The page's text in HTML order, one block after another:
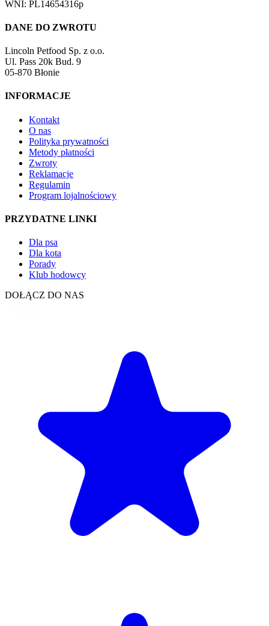
WNI: PL14654316p
DANE DO ZWROTU
Lincoln Petfood Sp. z o.o.
Ul. Pass 20k Bud. 9
05-870 Błonie
INFORMACJE
Kontakt
O nas
Polityka prywatności
Metody płatności
Zwroty
Reklamacje
Regulamin
Program lojalnościowy
PRZYDATNE LINKI
Dla psa
Dla kota
Porady
Klub hodowcy
DOŁĄCZ DO NAS